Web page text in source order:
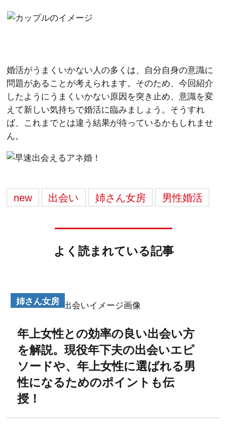
婚活がうまくいかない人の多くは、自分自身の意識に
問題があることが考えられます。そのため、今回紹介
したようにうまくいかない原因を突き止め、意識を変
えて新しい気持ちで婚活に臨みましょう。そうすれ
ば、これまでとは違う結果が待っているかもしれませ
ん。
new 出会い 姉さん女房 男性婚活
よく読まれている記事
姉さん女房
年上女性との効率の良い出会い方
を解説。現役年下夫の出会いエピ
ソードや、年上女性に選ばれる男
性になるためのポイントも伝
授！